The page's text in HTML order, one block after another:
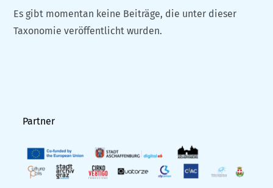
Es gibt momentan keine Beiträge, die unter dieser
Taxonomie veröffentlicht wurden.
Partner